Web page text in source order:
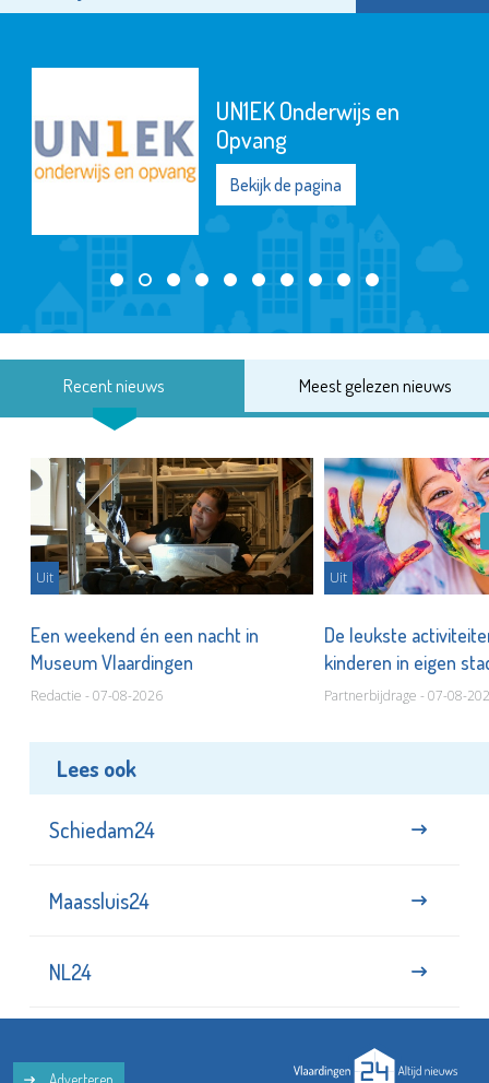
UN1EK Onderwijs en
Opvang
Bekijk de pagina
Recent nieuws Meest gelezen nieuws
Uit
Een weekend én een nacht in
Museum Vlaardingen
Redactie - 07-08-2026
Uit
De leukste
kinderen in eigen
Partnerbijdrage - 07-08-
Lees ook
Schiedam24
Maassluis24
NL24
Adverteren